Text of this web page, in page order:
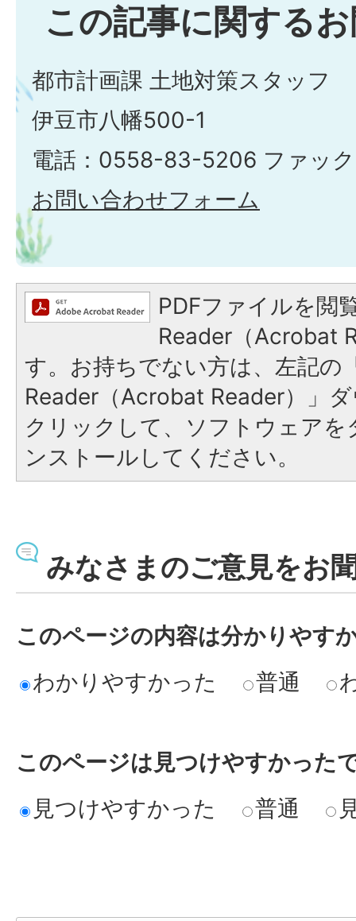
この記事に関する
都市計画課 土地対策スタッフ
伊豆市八幡500-1
電話：0558-83-5206 ファッ
お問い合わせフォーム
PDFファイルを閲
Reader（Acrobat
す。お持ちでない方は、左記の
Reader（Acrobat Reader）」
クリックして、ソフトウェア
ンストールしてください。
みなさまのご意見をお
このページの内容は分かりやす
わかりやすかった
普通
このページは見つけやすかった
見つけやすかった
普通